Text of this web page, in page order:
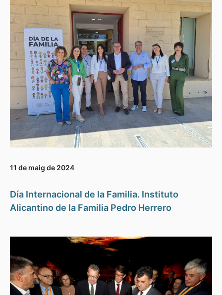
11 de maig de 2024
Día Internacional de la Familia. Instituto
Alicantino de la Familia Pedro Herrero